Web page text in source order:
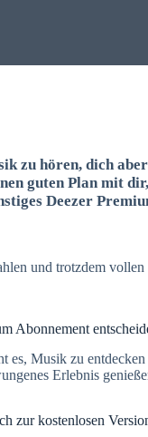
zu hören, dich
guten Plan mit
Deezer
und trotzdem
Abonnement
es, Musik zu
Erlebnis
zur kostenlosen